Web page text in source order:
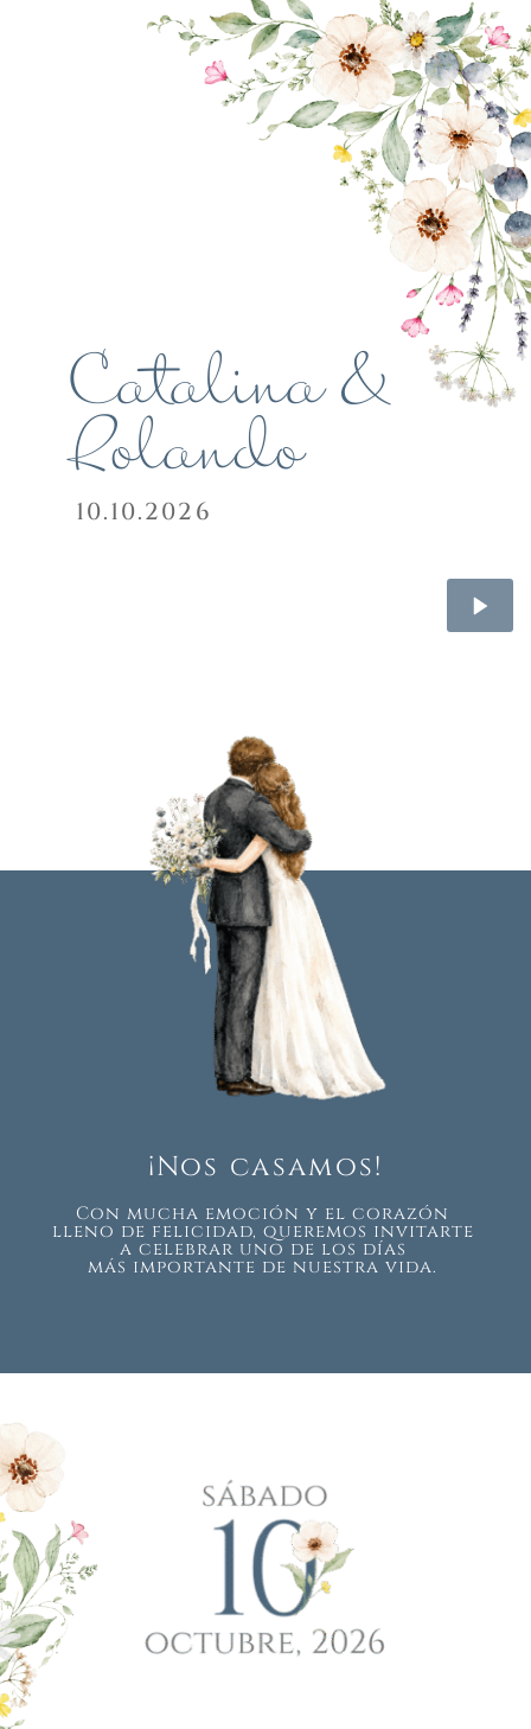
Catalina &
Rolando
10.10.2026
¡Nos casamos!
Con mucha emoción y el corazón
lleno de felicidad, queremos invitarte
a celebrar uno de los días
más importante de nuestra vida.